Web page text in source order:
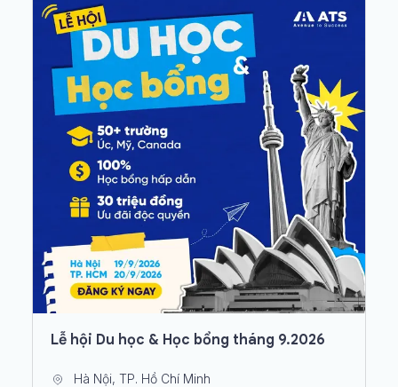
Lễ hội Du học & Học bổng tháng 9.2026
Hà Nội, TP. Hồ Chí Minh